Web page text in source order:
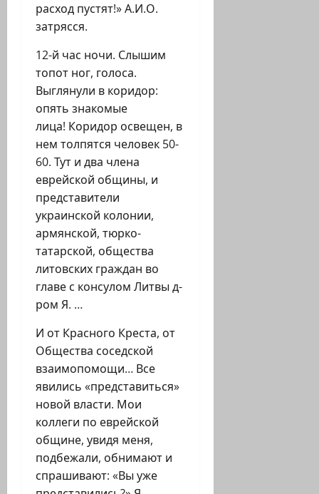
расход пустят!» А.И.О.
затрясся.
12-й час ночи. Слышим
топот ног, голоса.
Выглянули в коридор:
опять знакомые
лица! Коридор освещен, в
нем толпятся человек 50-
60. Тут и два члена
еврейской общины, и
представители
украинской колонии,
армянской, тюрко-
татарской, общества
литовских граждан во
главе с консулом Литвы д-
ром Я. …
И от Красного Креста, от
Общества соседской
взаимопомощи… Все
явились «представиться»
новой власти. Мои
коллеги по еврейской
общине, увидя меня,
подбежали, обнимают и
спрашивают: «Вы уже